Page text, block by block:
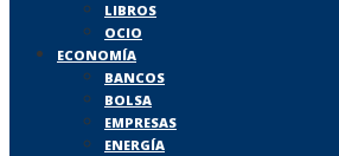
LIBROS
OCIO
ECONOMÍA
BANCOS
BOLSA
EMPRESAS
ENERGÍA